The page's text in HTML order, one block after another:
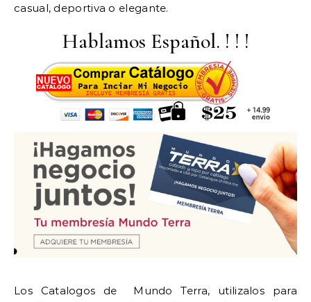
casual, deportiva o elegante.
Hablamos Español. ! ! !
Los Catalogos de Mundo Terra, utilizalos para